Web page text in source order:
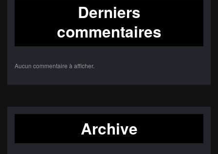
Derniers
commentaires
Aucun commentaire à afficher.
Archive